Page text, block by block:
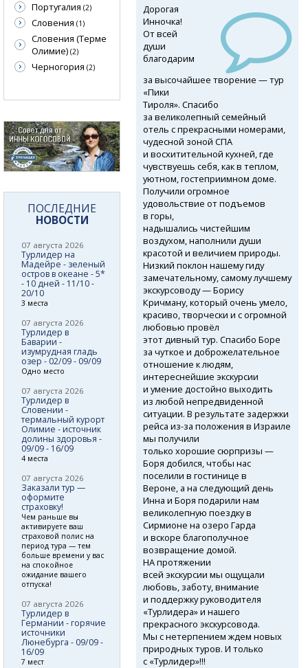
Дорогая
Инночка!
От всей
души
благодарим
за высочайшее творение — тур
«Пики
Тироля». Спасибо
за великолепный семейный
отель с прекрасными номерами,
чудесной зоной СПА
и восхитительной кухней, где
чувствуешь себя, как в теплом,
уютном, гостеприимном доме.
Получили огромное
удовольствие от подъемов
в горы,
надышались чистейшим
воздухом, наполнили души
красотой и величием природы.
Низкий поклон нашему гиду
замечательному, самому лучшему
экскурсоводу — Борису
Кричману, который очень умело,
красиво, творчески и с огромной
любовью провёл
этот дивный тур. Спасибо Боре
за чуткое и доброжелательное
отношение к людям,
интереснейшие экскурсии
и умение достойно выходить
из любой непредвиденной
ситуации. В результате задержки
рейса из-за положения в Израиле
мы получили
только хорошие сюрпризы —
Боря добился, чтобы нас
поселили в гостинице в
Вероне, а на следующий день
Инна и Боря подарили нам
великолепную поездку в
Сирмионе на озеро Гарда
и вскоре благополучное
возвращение домой.
НА протяжении
всей экскурсии мы ощущали
любовь, заботу, внимание
и поддержку руководителя
«Турлидера» и нашего
прекрасного экскурсовода.
Мы с нетерпением ждем новых
природных туров. И только
с «Турлидер»!!!
Португалия (2)
Словения (1)
Словения (Терме
Олимие) (2)
Черногория (2)
ПОСЛЕДНИЕ
НОВОСТИ
07 августа 2026
Турлидер на
Мадейре - зеленый
остров в океане - 5*
- 10 дней - 11/10 -
20/10
3 места
07 августа 2026
Турлидер в
Баварии -
изумрудная гладь
озер - 02/09 - 09/09
Одно место
07 августа 2026
Турлидер в
Словении -
термальный курорт
Олимие - источник
долины здоровья -
09/09 - 16/09
4 места
07 августа 2026
Заказали тур —
оформите
страховку!
Чем раньше вы
активируете ваш
страховой полис на
период тура — тем
больше времени у вас
на спокойное
ожидание вашего
отпуска!
07 августа 2026
Турлидер в
Германии - горячие
источники
Люнебурга - 09/09 -
16/09
7 мест